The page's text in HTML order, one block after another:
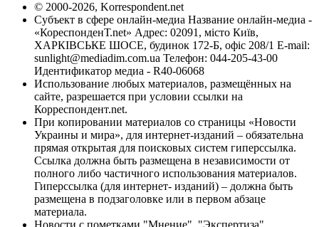
© 2000-2026, Korrespondent.net
Субъект в сфере онлайн-медиа Название онлайн-медиа -
«КореспонденТ.net» Адрес: 02091, місто Київ,
ХАРКІВСЬКЕ ШОСЕ, будинок 172-Б, офіс 208/1 E-mail:
sunlight@mediadim.com.ua Телефон: 044-205-43-00
Идентификатор медиа - R40-06068
Использование любых материалов, размещённых на
сайте, разрешается при условии ссылки на
Корреспондент.net.
При копировании материалов со страницы «Новости
Украины и мира», для интернет-изданий – обязательна
прямая открытая для поисковых систем гиперссылка.
Ссылка должна быть размещена в независимости от
полного либо частичного использования материалов.
Гиперссылка (для интернет- изданий) – должна быть
размещена в подзаголовке или в первом абзаце
материала.